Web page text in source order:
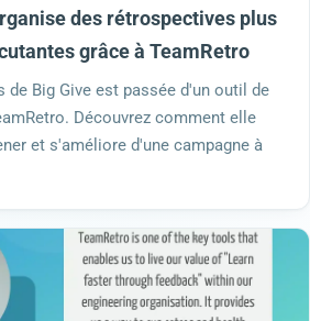
des rétrospectives plus
grâce à TeamRetro
de Big Give est passée d'un outil de
Découvrez comment elle
et s'améliore d'une campagne à